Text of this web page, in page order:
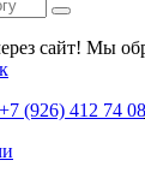
сайт! Мы
+7 (926) 412 74 08